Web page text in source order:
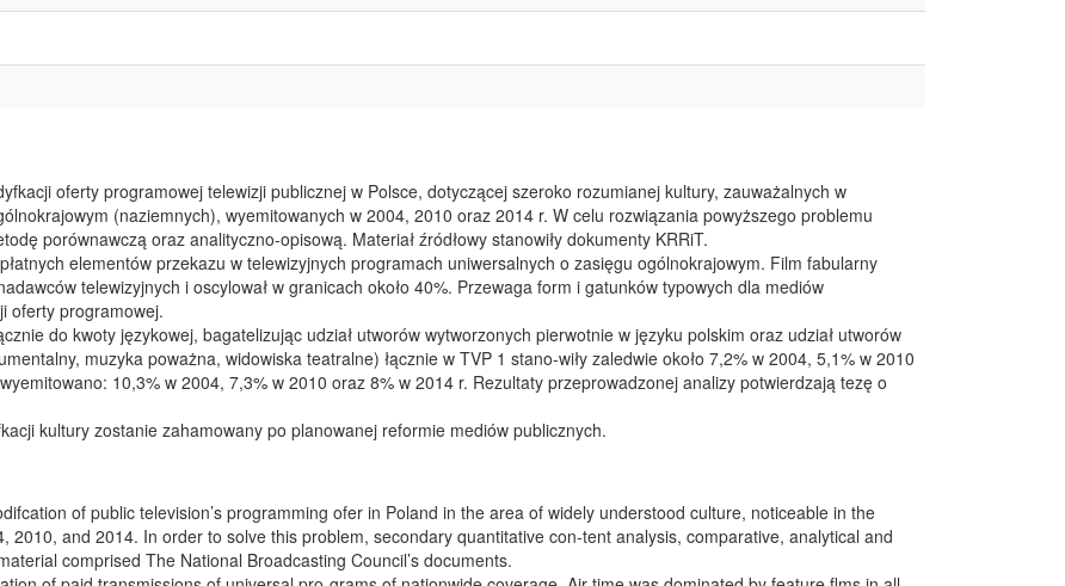
oferty programowej telewizji publicznej w Polsce, dotyczącej szeroko rozumianej kultury, zauważalnych w
(naziemnych), wyemitowanych w 2004, 2010 oraz 2014 r. W celu rozwiązania powyższego problemu
porównawczą oraz analityczno-opisową. Materiał źródłowy stanowiły dokumenty KRRiT.
elementów przekazu w telewizyjnych programach uniwersalnych o zasięgu ogólnokrajowym. Film fabularny
telewizyjnych i oscylował w granicach około 40%. Przewaga form i gatunków typowych dla mediów
oferty programowej.
do kwoty językowej, bagatelizując udział utworów wytworzonych pierwotnie w języku polskim oraz udział utworów
muzyka poważna, widowiska teatralne) łącznie w TVP 1 stano-wiły zaledwie około 7,2% w 2004, 5,1% w 2010
10,3% w 2004, 7,3% w 2010 oraz 8% w 2014 r. Rezultaty przeprowadzonej analizy potwierdzają tezę o
kultury zostanie zahamowany po planowanej reformie mediów publicznych.
of public television’s programming ofer in Poland in the area of widely understood culture, noticeable in the
and 2014. In order to solve this problem, secondary quantitative con-tent analysis, comparative, analytical and
comprised The National Broadcasting Council’s documents.